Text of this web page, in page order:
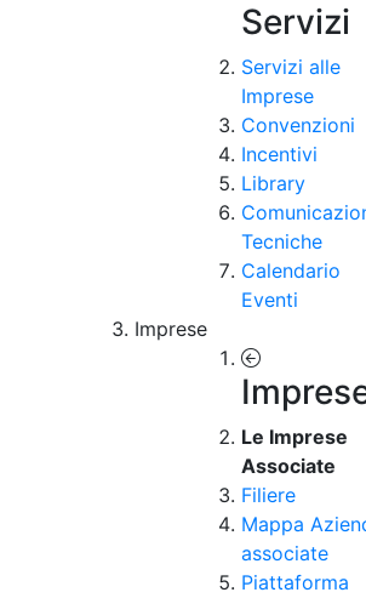
Servizi
Servizi alle
Imprese
Convenzioni
Incentivi
Library
Tecniche
Calendario
Eventi
Imprese
Le Imprese
Associate
Filiere
Mappa
associate
Piattaforma